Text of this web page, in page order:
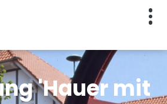
'Hauer mit